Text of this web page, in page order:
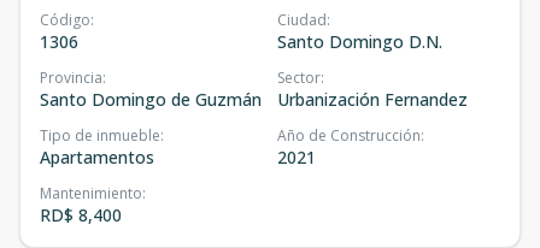
Código:
1306
Ciudad:
Santo Domingo D.N.
Provincia:
Santo Domingo de Guzmán
Sector:
Urbanización Fernandez
Tipo de inmueble:
Apartamentos
Año de Construcción:
2021
Mantenimiento:
RD$ 8,400